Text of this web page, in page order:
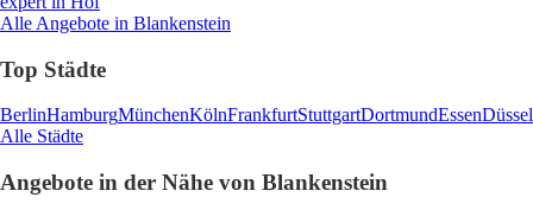
Alle Angebote in Blankenstein
Top Städte
BerlinHamburgMünchenKölnFrankfurtStuttgartDortmundEssen
Alle Städte
Angebote in der Nähe von Blankenstein